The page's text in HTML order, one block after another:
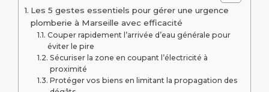
Les 5 gestes essentiels pour gérer une urgence
plomberie à Marseille avec efficacité
Couper rapidement l’arrivée d’eau générale pour
éviter le pire
Sécuriser la zone en coupant l’électricité à
proximité
Protéger vos biens en limitant la propagation des